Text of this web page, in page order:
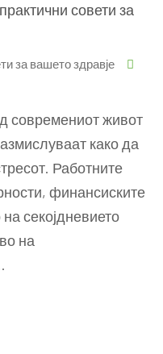
совети за
за вашето здравје
современиот живот
како да
Работните
финансиските
секојдневието
на